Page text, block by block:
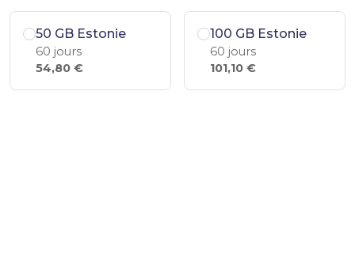
50 GB Estonie
60 jours
54,80 €
100 GB Estonie
60 jours
101,10 €